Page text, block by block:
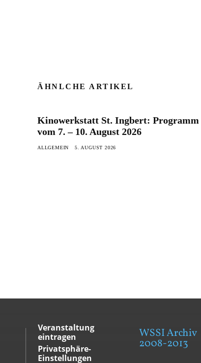
ÄHNLCHE ARTIKEL
Kinowerkstatt St. Ingbert: Programm
vom 7. – 10. August 2026
ALLGEMEIN 5. AUGUST 2026
Veranstaltung
eintragen
Privatsphäre-
Einstellungen
WSSI Archiv
2008-2013